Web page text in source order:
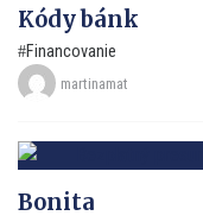
Kódy bánk
Financovanie
martinamat
Bonita